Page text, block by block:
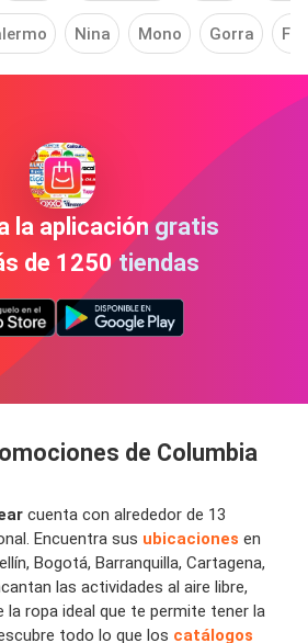
Nina Mono Gorra
la aplicación gratis
de 1250 tiendas
de Columbia
cuenta con alrededor de 13
Encuentra sus ubicaciones en
Bogotá, Barranquilla, Cartagena,
las actividades al aire libre,
ropa ideal que te permite tener la
todo lo que los catálogos